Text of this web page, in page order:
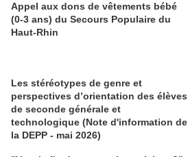
Appel aux dons de vêtements bébé
(0-3 ans) du Secours Populaire du
Haut-Rhin
Les stéréotypes de genre et
perspectives d’orientation des élèves
de seconde générale et
technologique (Note d'information de
la DEPP - mai 2026)